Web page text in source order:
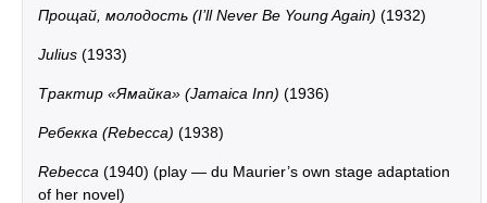
Прощай, молодость (I’ll Never Be Young Again) (1932)
Julius (1933)
Трактир «Ямайка» (Jamaica Inn) (1936)
Ребекка (Rebecca) (1938)
Rebecca (1940) (play — du Maurier’s own stage adaptation
of her novel)